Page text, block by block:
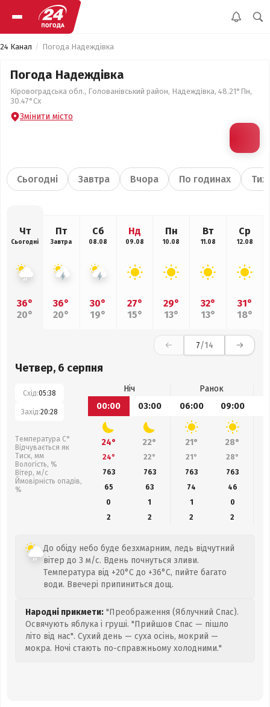
24 Канал Погода Надеждівка
Погода Надеждівка
Кіровоградська обл., Голованівський район, Надеждівка, 48.21°Пн,
30.47°Сх
Змінити місто
Сьогодні Завтра Вчора По годинах
Чт
Сьогодні
36°
20°
Пт
Завтра
36°
20°
Сб
08.08
30°
19°
Нд
09.08
27°
15°
Пн
10.08
29°
13°
Вт
11.08
32°
13°
Ср
12.08
31°
18°
7/14
Четвер, 6 серпня
Схід:05:38
Захід:20:28
Температура С°
Відчувається як
Тиск, мм
Вологість, %
Вітер, м/с
Ймовірність опадів,
%
Ніч
Ранок
00:00
03:00 06:00 09:00
24° 22° 21° 28°
24° 22° 21° 28°
763
763 763 763
65
63 74
46
0
1 1
0
2
2 2 2
До обіду небо буде безхмарним, ледь відчутний
вітер до 3 м/с. Вдень почнуться зливи.
Температура від +20°C до +36°C, пийте багато
води. Ввечері припиниться дощ.
Народні прикмети: "Преображення (Яблучний Спас).
Освячують яблука і груші. "Прийшов Спас — пішло
літо від нас". Сухий день — суха осінь, мокрий —
мокра. Ночі стають по-справжньому холодними."